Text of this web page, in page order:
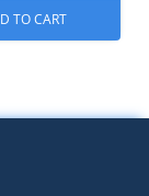
TO CART